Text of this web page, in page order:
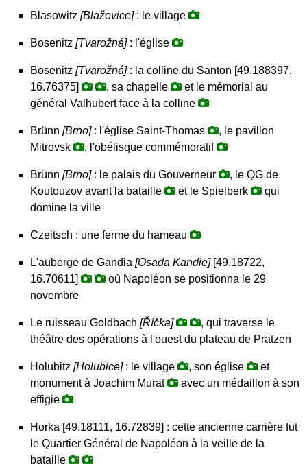
Blasowitz [Blažovice]: le village
Bosenitz [Tvarožná]: l'église
Bosenitz [Tvarožná]: la colline du Santon [49.188397,
16.76375]
, sa chapelle
et le mémorial au
général Valhubert face à la colline
Brünn [Brno]: l'église Saint-Thomas
, le pavillon
Mitrovsk
, l'obélisque commémoratif
Brünn [Brno]: le palais du Gouverneur
, le QG de
Koutouzov avant la bataille
et le Spielberk
qui
domine la ville
Czeitsch : une ferme du hameau
L'auberge de Gandia [Osada Kandie][49.18722,
16.70611]
où Napoléon se positionna le 29
novembre
Le ruisseau Goldbach [Říčka]
, qui traverse le
théâtre des opérations à l'ouest du plateau de Pratzen
Holubitz [Holubice]: le village , son église
et
monument à Joachim Murat
avec un médaillon à son
effigie
Horka [49.18111, 16.72839] : cette ancienne carrière fut
le Quartier Général de Napoléon à la veille de la
bataille